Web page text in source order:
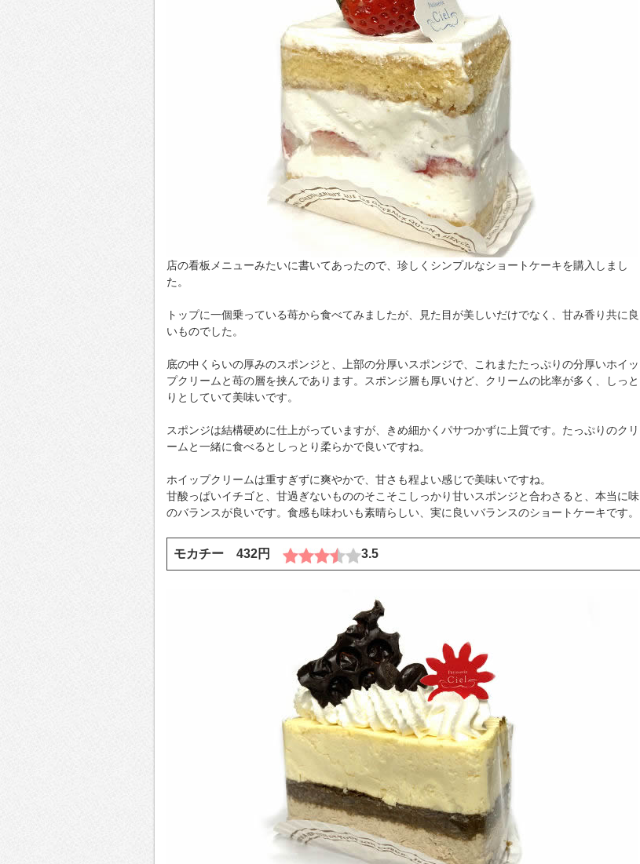
店の看板メニューみたいに書いてあったので、珍しくシンプルなショートケーキを購入しまし
た。
トップに一個乗っている苺から食べてみましたが、見た目が美しいだけでなく、甘み香り共に良
いものでした。
底の中くらいの厚みのスポンジと、上部の分厚いスポンジで、これまたたっぷりの分厚いホイッ
プクリームと苺の層を挟んであります。スポンジ層も厚いけど、クリームの比率が多く、しっと
りとしていて美味いです。
スポンジは結構硬めに仕上がっていますが、きめ細かくパサつかずに上質です。たっぷりのクリ
ームと一緒に食べるとしっとり柔らかで良いですね。
ホイップクリームは重すぎずに爽やかで、甘さも程よい感じで美味いですね。
甘酸っぱいイチゴと、甘過ぎないもののそこそこしっかり甘いスポンジと合わさると、本当に味
のバランスが良いです。食感も味わいも素晴らしい、実に良いバランスのショートケーキです。
モカチー 432円 3.5